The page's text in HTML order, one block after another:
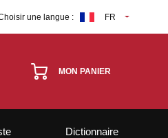
une langue : FR
MON PANIER
Dictionnaire